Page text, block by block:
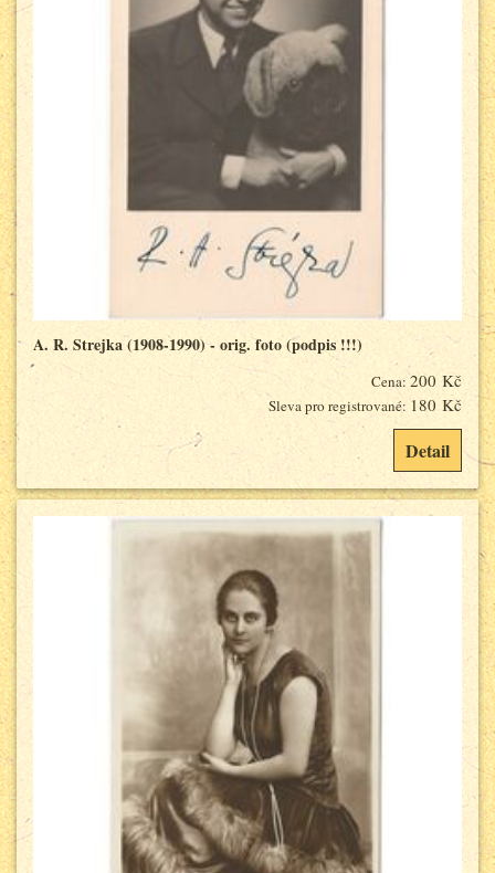
A. R. Strejka (1908-1990) - orig. foto (podpis !!!)
Cena:200 Kč
Sleva pro registrované: 180 Kč
Detail